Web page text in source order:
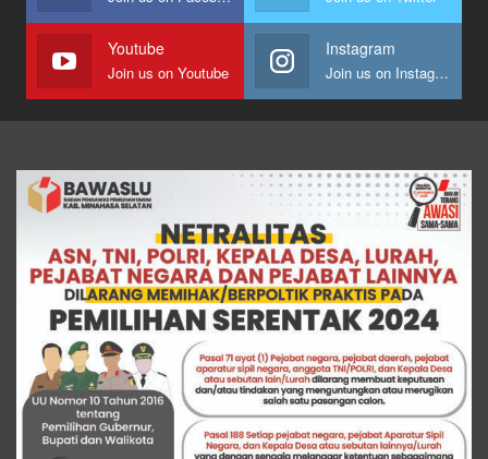
Youtube
Join us on Youtube
Instagram
Join us on Instagram